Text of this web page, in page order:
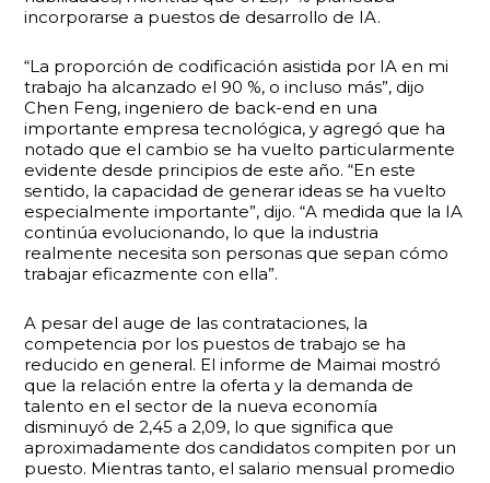
incorporarse a puestos de desarrollo de IA.
“La proporción de codificación asistida por IA en mi
trabajo ha alcanzado el 90 %, o incluso más”, dijo
Chen Feng, ingeniero de back-end en una
importante empresa tecnológica, y agregó que ha
notado que el cambio se ha vuelto particularmente
evidente desde principios de este año. “En este
sentido, la capacidad de generar ideas se ha vuelto
especialmente importante”, dijo. “A medida que la IA
continúa evolucionando, lo que la industria
realmente necesita son personas que sepan cómo
trabajar eficazmente con ella”.
A pesar del auge de las contrataciones, la
competencia por los puestos de trabajo se ha
reducido en general. El informe de Maimai mostró
que la relación entre la oferta y la demanda de
talento en el sector de la nueva economía
disminuyó de 2,45 a 2,09, lo que significa que
aproximadamente dos candidatos compiten por un
puesto. Mientras tanto, el salario mensual promedio